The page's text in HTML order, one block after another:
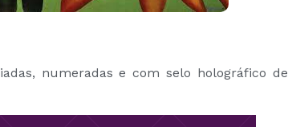
numeradas e com selo holográfico de